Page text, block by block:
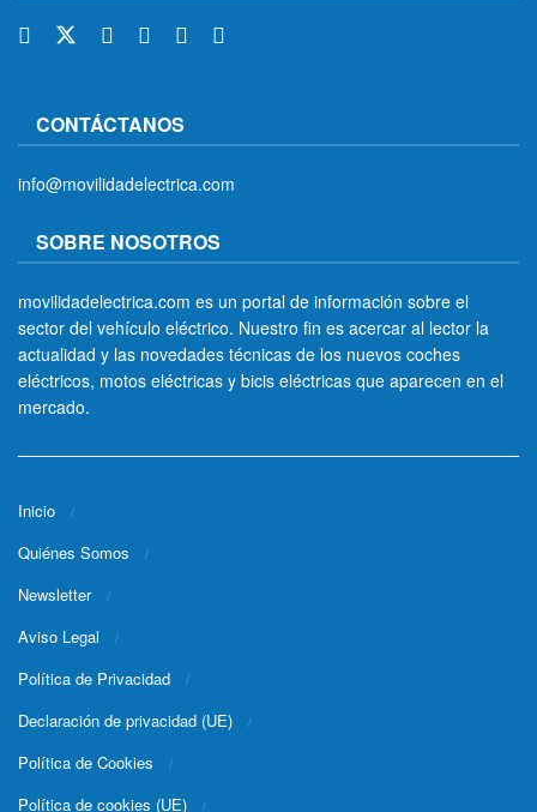
CONTÁCTANOS
info@movilidadelectrica.com
SOBRE NOSOTROS
movilidadelectrica.com es un portal de información sobre el
sector del vehículo eléctrico. Nuestro fin es acercar al lector la
actualidad y las novedades técnicas de los nuevos coches
eléctricos, motos eléctricas y bicis eléctricas que aparecen en el
mercado.
Inicio
Quiénes Somos
Newsletter
Aviso Legal
Política de Privacidad
Declaración de privacidad (UE)
Política de Cookies
Política de cookies (UE)